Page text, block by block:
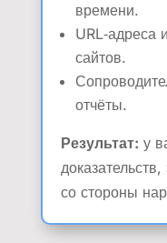
времени.
URL‑адреса
сайтов.
отчёты.
Результат: у
со стороны